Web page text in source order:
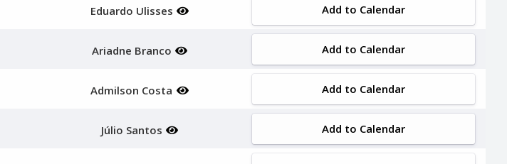
Eduardo Ulisses Add to Calendar
Ariadne Branco Add to Calendar
Admilson Costa Add to Calendar
Júlio Santos Add to Calendar